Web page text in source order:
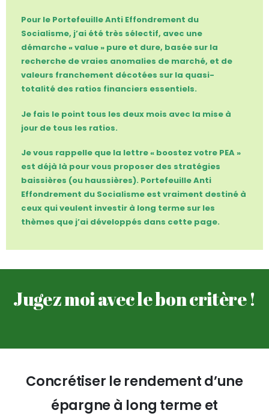
Pour le Portefeuille Anti Effondrement du
Socialisme, j’ai été très sélectif, avec une
démarche « value » pure et dure, basée sur la
recherche de vraies anomalies de marché, et de
valeurs franchement décotées sur la quasi-
totalité des ratios financiers essentiels.
Je fais le point tous les deux mois avec la mise à
jour de tous les ratios.
Je vous rappelle que la lettre « boostez votre PEA »
est déjà là pour vous proposer des stratégies
baissières (ou haussières). Portefeuille Anti
Effondrement du Socialisme est vraiment destiné à
ceux qui veulent investir à long terme sur les
thèmes que j’ai développés dans cette page.
Jugez moi avec le bon critère !
Concrétiser le rendement d’une
épargne à long terme et